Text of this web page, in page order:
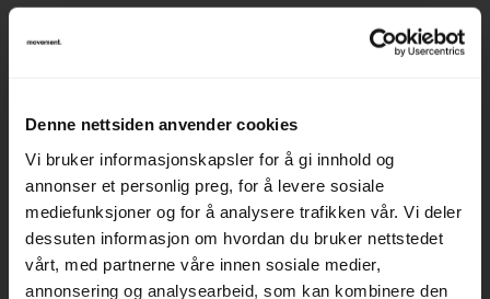
Denne nettsiden anvender cookies
Vi bruker informasjonskapsler for å gi innhold og
annonser et personlig preg, for å levere sosiale
mediefunksjoner og for å analysere trafikken vår. Vi deler
dessuten informasjon om hvordan du bruker nettstedet
vårt, med partnerne våre innen sosiale medier,
annonsering og analysearbeid, som kan kombinere den
Burra Chair fra Normann Copenhagen er designet av
Simon Legald og har en myk, organisk form inspirert av
omfavnende og komfortabel sitteopplevelse.
Den er fullpolstret med formpresset konstruksjon, PU-
skum og en solid ramme som gjør den både slitesterk og
behagelig. Med sitt skulpturelle uttrykk passer Burra Chair
like godt i loungeområder som i kantiner og sosiale soner.